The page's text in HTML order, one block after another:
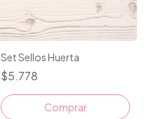
Set Sellos Huerta
$5.778